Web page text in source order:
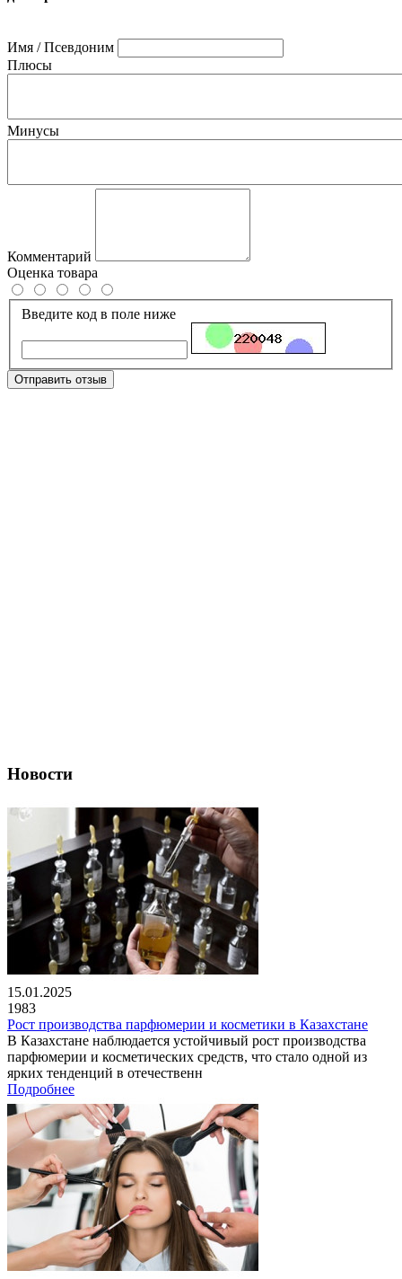
Имя / Псевдоним
Плюсы
Минусы
Комментарий
Оценка товара
Введите код в поле ниже
Отправить отзыв
Новости
15.01.2025
1983
Рост производства парфюмерии и косметики в Казахстане
В Казахстане наблюдается устойчивый рост производства
парфюмерии и косметических средств, что стало одной из
ярких тенденций в отечественн
Подробнее